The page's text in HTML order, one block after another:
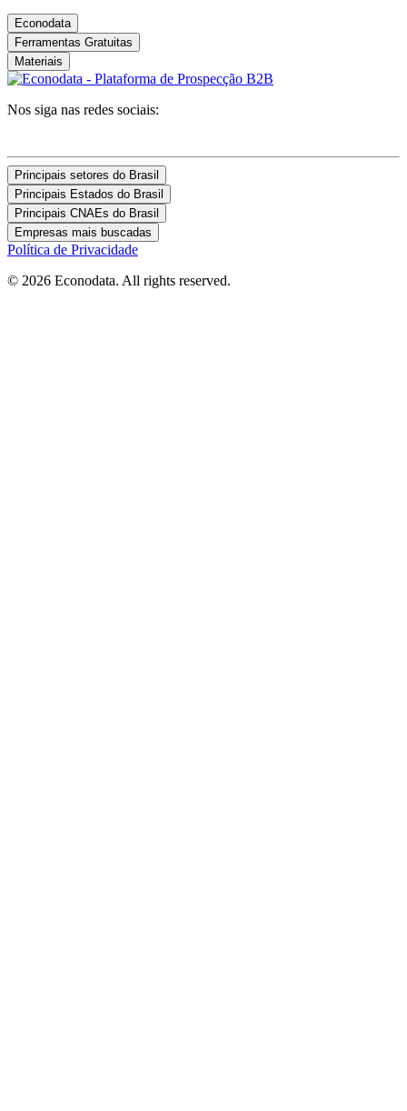
Econodata
Ferramentas Gratuitas
Materiais
Nos siga nas redes sociais:
Principais setores do Brasil
Principais Estados do Brasil
Principais CNAEs do Brasil
Empresas mais buscadas
Política de Privacidade
© 2026 Econodata. All rights reserved.